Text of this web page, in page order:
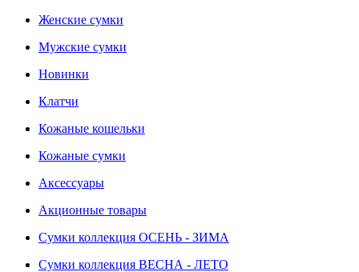
Женские сумки
Мужские сумки
Новинки
Клатчи
Кожаные кошельки
Кожаные сумки
Аксессуары
Акционные товары
Сумки коллекция ОСЕНЬ - ЗИМА
Сумки коллекция ВЕСНА - ЛЕТО